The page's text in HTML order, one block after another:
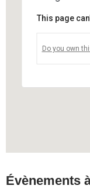
Voir
This page
Do you own
Évènements